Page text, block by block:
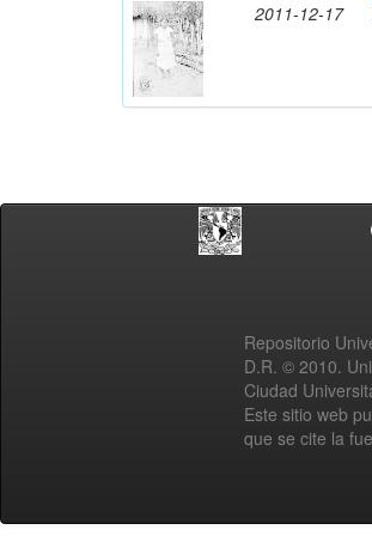
2011-12-17
Repositorio
D.R. © 2010.
Ciudad
Este sitio web
que se cite la